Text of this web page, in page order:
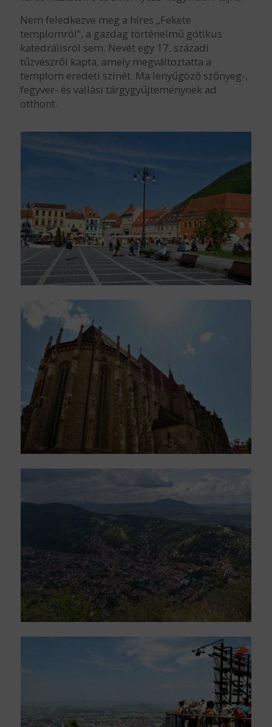
Nem feledkezve meg a híres „Fekete
templomról”, a gazdag történelmű gótikus
katedrálisról sem. Nevét egy 17. századi
tűzvészről kapta, amely megváltoztatta a
templom eredeti színét. Ma lenyűgöző szőnyeg-,
fegyver- és vallási tárgygyűjteménynek ad
otthont.